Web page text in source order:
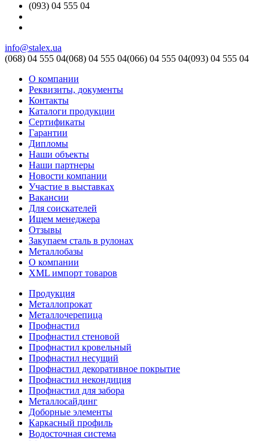
(093) 04 555 04
info@stalex.ua
(068) 04 555 04(068) 04 555 04(066) 04 555 04(093) 04 555 04
О компании
Реквизиты, документы
Контакты
Каталоги продукции
Сертификаты
Гарантии
Дипломы
Наши объекты
Наши партнеры
Новости компании
Участие в выставках
Вакансии
Для соискателей
Ищем менеджера
Отзывы
Закупаем сталь в рулонах
Металлобазы
О компании
XML импорт товаров
Продукция
Металлопрокат
Металлочерепица
Профнастил
Профнастил стеновой
Профнастил кровельный
Профнастил несущий
Профнастил декоративное покрытие
Профнастил некондиция
Профнастил для забора
Металлосайдинг
Доборные элементы
Каркасный профиль
Водосточная система